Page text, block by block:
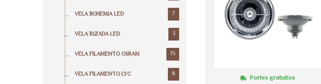
VELA BOHEMIA LED 7
VELA RIZADA LED 3
VELA FILAMENTO OSRAM 15
VELA FILAMENTO LYC 8 Portes gratuitos